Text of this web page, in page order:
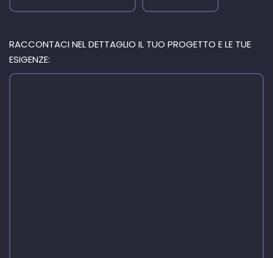
RACCONTACI NEL DETTAGLIO IL TUO PROGETTO E LE TUE
ESIGENZE: